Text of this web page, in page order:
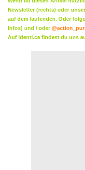
Newsletter (rechts) oder
auf dem laufenden. Oder
Infos) und / oder@action_pur
Auf identi.ca findest du uns